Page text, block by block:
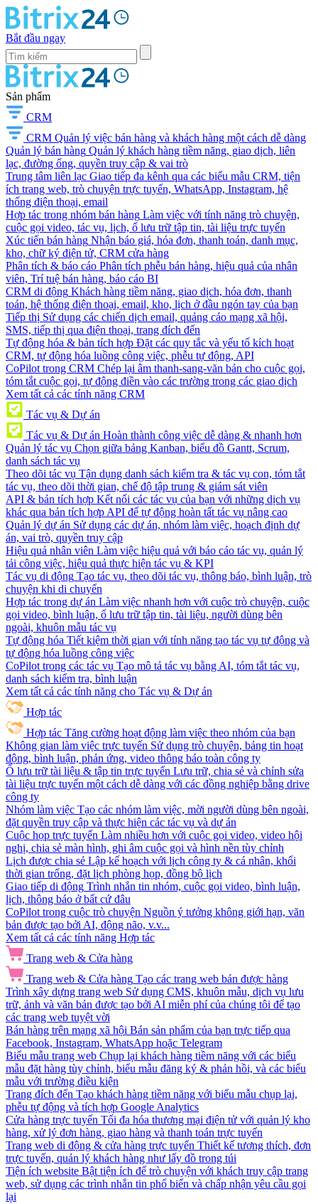
Bắt đầu ngay
Sản phẩm
CRM
CRM Quản lý việc bán hàng và khách hàng một cách dễ dàng
Quản lý bán hàng Quản lý khách hàng tiềm năng, giao dịch, liên
lạc, đường ống, quyền truy cập & vai trò
Trung tâm liên lạc Giao tiếp đa kênh qua các biểu mẫu CRM, tiện
ích trang web, trò chuyện trực tuyến, WhatsApp, Instagram, hệ
thống điện thoại, email
Hợp tác trong nhóm bán hàng Làm việc với tính năng trò chuyện,
cuộc gọi video, tác vụ, lịch, ổ lưu trữ tập tin, tài liệu trực tuyến
Xúc tiến bán hàng Nhận báo giá, hóa đơn, thanh toán, danh mục,
kho, chữ ký điện tử, CRM cửa hàng
Phân tích & báo cáo Phân tích phễu bán hàng, hiệu quả của nhân
viên, Trí tuệ bán hàng, báo cáo BI
CRM di động Khách hàng tiềm năng, giao dịch, hóa đơn, thanh
toán, hệ thống điện thoại, email, kho, lịch ở đầu ngón tay của bạn
Tiếp thị Sử dụng các chiến dịch email, quảng cáo mạng xã hội,
SMS, tiếp thị qua điện thoại, trang đích đến
Tự động hóa & bản tích hợp Đặt các quy tắc và yếu tố kích hoạt
CRM, tự động hóa luồng công việc, phễu tự động, API
CoPilot trong CRM Chép lại âm thanh-sang-văn bản cho cuộc gọi,
tóm tắt cuộc gọi, tự động điền vào các trường trong các giao dịch
Xem tất cả các tính năng CRM
Tác vụ & Dự án
Tác vụ & Dự án Hoàn thành công việc dễ dàng & nhanh hơn
Quản lý tác vụ Chọn giữa bảng Kanban, biểu đồ Gantt, Scrum,
danh sách tác vụ
Theo dõi tác vụ Tận dụng danh sách kiểm tra & tác vụ con, tóm tắt
tác vụ, theo dõi thời gian, chế độ tập trung & giám sát viên
API & bản tích hợp Kết nối các tác vụ của bạn với những dịch vụ
khác qua bản tích hợp API để tự động hoàn tất tác vụ nâng cao
Quản lý dự án Sử dụng các dự án, nhóm làm việc, hoạch định dự
án, vai trò, quyền truy cập
Hiệu quả nhân viên Làm việc hiệu quả với báo cáo tác vụ, quản lý
tải công việc, hiệu quả thực hiện tác vụ & KPI
Tác vụ di động Tạo tác vụ, theo dõi tác vụ, thông báo, bình luận, trò
chuyện khi di chuyển
Hợp tác trong dự án Làm việc nhanh hơn với cuộc trò chuyện, cuộc
gọi video, bình luận, ổ lưu trữ tập tin, tài liệu, người dùng bên
ngoài, khuôn mẫu tác vụ
Tự động hóa Tiết kiệm thời gian với tính năng tạo tác vụ tự động và
tự động hóa luồng công việc
CoPilot trong các tác vụ Tạo mô tả tác vụ bằng AI, tóm tắt tác vụ,
danh sách kiểm tra, bình luận
Xem tất cả các tính năng cho Tác vụ & Dự án
Hợp tác
Hợp tác Tăng cường hoạt động làm việc theo nhóm của bạn
Không gian làm việc trực tuyến Sử dụng trò chuyện, bảng tin hoạt
động, bình luận, phản ứng, video thông báo toàn công ty
Ổ lưu trữ tài liệu & tập tin trực tuyến Lưu trữ, chia sẻ và chỉnh sửa
tài liệu trực tuyến một cách dễ dàng với các đồng nghiệp bằng drive
công ty
Nhóm làm việc Tạo các nhóm làm việc, mời người dùng bên ngoài,
đặt quyền truy cập và thực hiện các tác vụ và dự án
Cuộc họp trực tuyến Làm nhiều hơn với cuộc gọi video, video hội
nghị, chia sẻ màn hình, ghi âm cuộc gọi và hình nền tùy chỉnh
Lịch được chia sẻ Lập kế hoạch với lịch công ty & cá nhân, khối
thời gian trống, đặt lịch phòng họp, đồng bộ lịch
Giao tiếp di động Trình nhắn tin nhóm, cuộc gọi video, bình luận,
lịch, thông báo ở bất cứ đâu
CoPilot trong cuộc trò chuyện Nguồn ý tưởng không giới hạn, văn
bản được tạo bởi AI, động não, v.v...
Xem tất cả các tính năng Hợp tác
Trang web & Cửa hàng
Trang web & Cửa hàng Tạo các trang web bán được hàng
Trình xây dựng trang web Sử dụng CMS, khuôn mẫu, dịch vụ lưu
trữ, ảnh và văn bản được tạo bởi AI miễn phí của chúng tôi để tạo
các trang web tuyệt vời
Bán hàng trên mạng xã hội Bán sản phẩm của bạn trực tiếp qua
Facebook, Instagram, WhatsApp hoặc Telegram
Biểu mẫu trang web Chụp lại khách hàng tiềm năng với các biểu
mẫu đặt hàng tùy chỉnh, biểu mẫu đăng ký & phản hồi, và các biểu
mẫu với trường điều kiện
Trang đích đến Tạo khách hàng tiềm năng với biểu mẫu chụp lại,
phễu tự động và tích hợp Google Analytics
Cửa hàng trực tuyến Tối đa hóa thương mại điện tử với quản lý kho
hàng, xử lý đơn hàng, giao hàng và thanh toán trực tuyến
Trang web di động & cửa hàng trực tuyến Thiết kế tương thích, đơn
trực tuyến, quản lý khách hàng như lấy đồ trong túi
Tiện ích website Bật tiện ích để trò chuyện với khách truy cập trang
web, sử dụng các trình nhắn tin phổ biến và chấp nhận yêu cầu gọi
lại